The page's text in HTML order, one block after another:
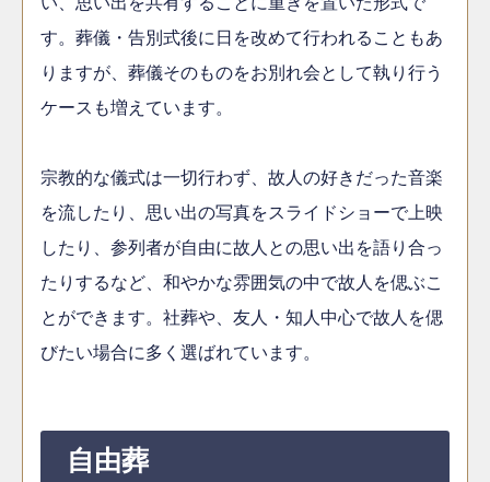
す。葬儀・告別式後に日を改めて行われることもあ
りますが、葬儀そのものをお別れ会として執り行う
ケースも増えています。
宗教的な儀式は一切行わず、故人の好きだった音楽
を流したり、思い出の写真をスライドショーで上映
したり、参列者が自由に故人との思い出を語り合っ
たりするなど、和やかな雰囲気の中で故人を偲ぶこ
とができます。社葬や、友人・知人中心で故人を偲
びたい場合に多く選ばれています。
自由葬